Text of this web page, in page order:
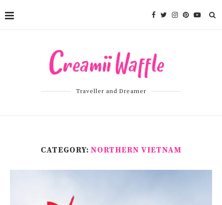
Traveller and Dreamer
CATEGORY: NORTHERN VIETNAM